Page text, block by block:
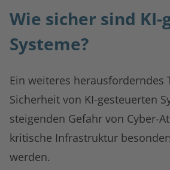
Wie sicher sind
Systeme?
Ein weiteres herausforderndes
Sicherheit von KI-gesteuerten
steigenden Gefahr von Cyber-
kritische Infrastruktur
werden.